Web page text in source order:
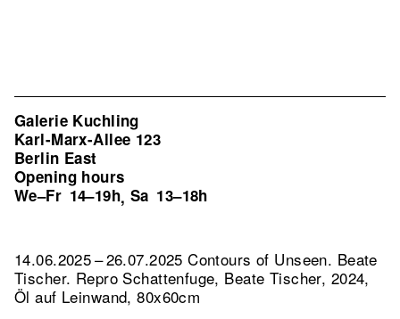
Galerie Kuchling
Karl-Marx-Allee 123
Berlin East
Opening hours
We–Fr 14–19h, Sa 13–18h
14.06.2025 – 26.07.2025 Contours of Unseen. Beate
Tischer. Repro Schattenfuge, Beate Tischer, 2024,
Öl auf Leinwand, 80x60cm